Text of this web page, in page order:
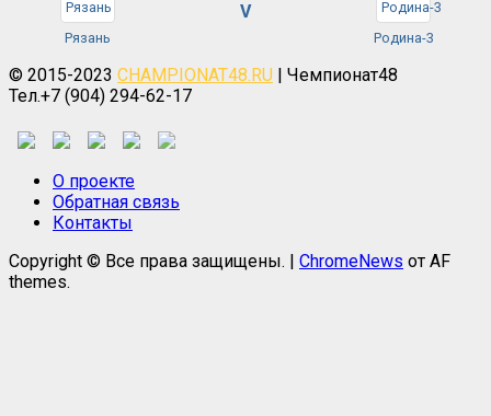
Рязань
V
Родина-3
© 2015-2023 CHAMPIONAT48.RU | Чемпионат48
Тел.+7 (904) 294-62-17
О проекте
Обратная связь
Контакты
Copyright © Все права защищены. | ChromeNews от AF
themes.